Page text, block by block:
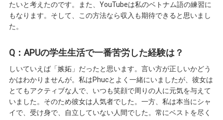
たいと考えたのです。また、YouTubeは私のベトナム語の練習に
もなります。そして、この方法なら収入も期待できると思いまし
た。
Q：APUの学生生活で一番苦労した経験は？
しいていえば「嫉妬」だったと思います。言い方が正しいかどう
かはわかりませんが。私はPhucとよく一緒にいましたが、彼女は
とてもアクティブな人で、いつも笑顔で周りの人に元気を与えて
いました。そのため彼女は人気者でした。一方、私は本当にシャ
イで、受け身で、自立していない人間でした。常にベストを尽く